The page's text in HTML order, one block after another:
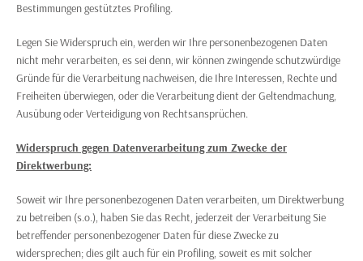
Bestimmungen gestütztes Profiling.
Legen Sie Widerspruch ein, werden wir Ihre personenbezogenen Daten
nicht mehr verarbeiten, es sei denn, wir können zwingende schutzwürdige
Gründe für die Verarbeitung nachweisen, die Ihre Interessen, Rechte und
Freiheiten überwiegen, oder die Verarbeitung dient der Geltendmachung,
Ausübung oder Verteidigung von Rechtsansprüchen.
Widerspruch gegen Datenverarbeitung zum Zwecke der
Direktwerbung:
Soweit wir Ihre personenbezogenen Daten verarbeiten, um Direktwerbung
zu betreiben (s.o.), haben Sie das Recht, jederzeit der Verarbeitung Sie
betreffender personenbezogener Daten für diese Zwecke zu
widersprechen; dies gilt auch für ein Profiling, soweit es mit solcher